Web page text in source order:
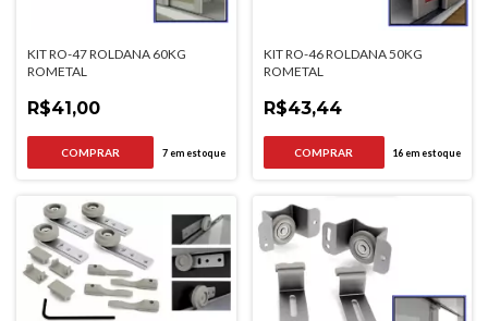
KIT RO-47 ROLDANA 60KG
ROMETAL
R$41,00
7em estoque
KIT RO-46 ROLDANA 50KG
ROMETAL
R$43,44
16em estoque